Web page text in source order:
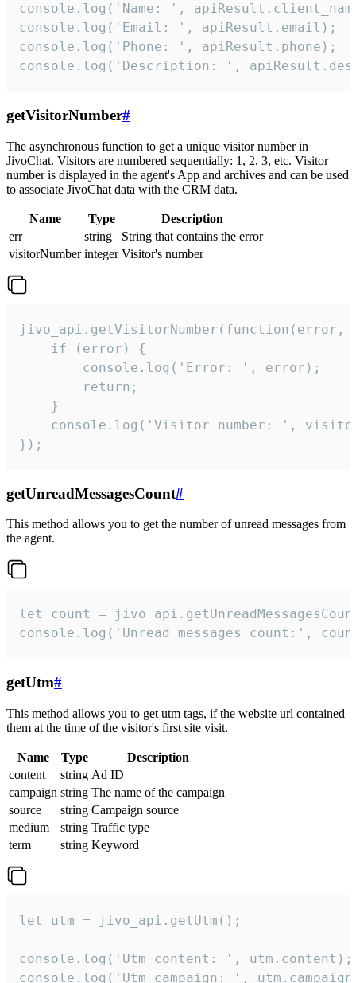
console.log('Name: ',
console.log('Email: ', apiResult.email);
console.log('Phone: ', apiResult.phone);
console.log('Description: ',
getVisitorNumber#
The asynchronous function to get a unique visitor number in
JivoChat. Visitors are numbered sequentially: 1, 2, 3, etc. Visitor
number is displayed in the agent's App and archives and can be used
to associate JivoChat data with the CRM data.
Name Type
Description
err
string
String that contains the error
visitorNumber integer Visitor's number
jivo_api.getVisitorNumber(function(error,
    if (error) {
        console.log('Error: ', error);
        return;
    }
console.log('Visitor number: ',
});
getUnreadMessagesCount#
This method allows you to get the number of unread messages from
the agent.
let count =
console.log('Unread messages count:',
getUtm#
This method allows you to get utm tags, if the website url contained
them at the time of the visitor's first site visit.
Name Type
Description
content
string Ad ID
campaign string The name of the campaign
source
string Campaign source
medium
string Traffic type
term
string Keyword
let utm = jivo_api.getUtm();
console.log('Utm content: ', utm.content);
console.log('Utm campaign: ',